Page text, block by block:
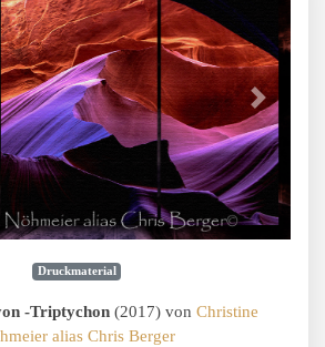
Druckmaterial
-Triptychon (2017) von Christine
alias Chris Berger